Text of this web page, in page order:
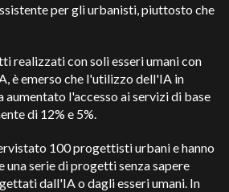
per gli urbanisti, piuttosto che
realizzati con soli esseri umani con
è emerso che l'utilizzo dell'IA in
l'accesso ai servizi di base
di 12% e 5%.
100 progettisti urbani e hanno
una serie di progetti senza sapere
dall'IA o dagli esseri umani. In